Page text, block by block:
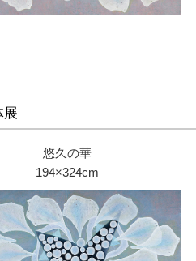
悠久の華
194×324cm